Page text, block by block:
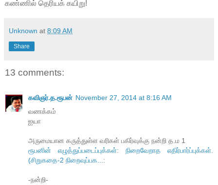
கண்ணில் தெரியக் கயிறு!
Unknown at 8:09 AM
Share
13 comments:
கவிஞர்.த.ரூபன் November 27, 2014 at 8:16 AM
வணக்கம்
ஐயா
அருமையான கருத்துள்ள வரிகள் பகிர்வுக்கு நன்றி த.ம 1
ரூபனின் எழுத்துப்படைப்புக்கள்: நிறைவேறாத எதிர்பார்ப்புக்கள்.
(சிறுகதை-2 நிறைவுப்பக...:
-நன்றி-